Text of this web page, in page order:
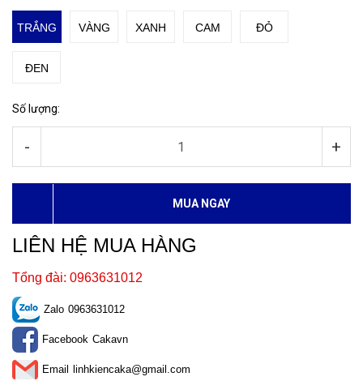
TRẮNG VÀNG XANH CAM ĐỎ
ĐEN
Số lượng:
- +
MUA NGAY
LIÊN HỆ MUA HÀNG
Tổng đài: 0963631012
Zalo 0963631012
Facebook Cakavn
Email linhkiencaka@gmail.com